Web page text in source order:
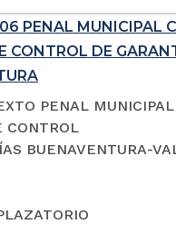
PENAL MUNICIPAL
CONTROL DE
PENAL
CONTROL
BUENAVENTURA-